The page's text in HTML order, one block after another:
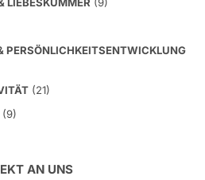
PERSÖNLICHKEITSENTWICKLUNG
(21)
(9)
AN UNS